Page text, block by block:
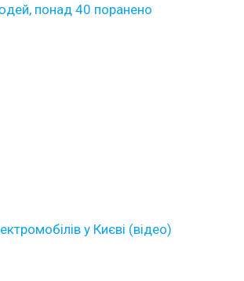
понад 40 поранено
у Києві (відео)